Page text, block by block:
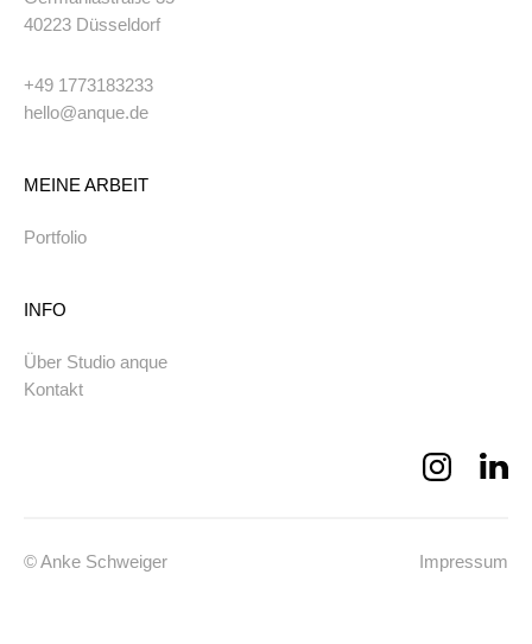
40223 Düsseldorf
+49 1773183233
hello@anque.de
MEINE ARBEIT
Portfolio
INFO
Über Studio anque
Kontakt
© Anke Schweiger Impressum